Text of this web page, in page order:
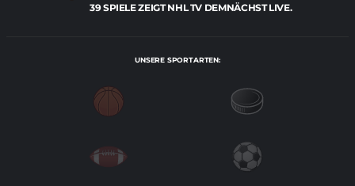
39 SPIELE ZEIGT NHL TV DEMNÄCHST LIVE.
UNSERE SPORTARTEN: